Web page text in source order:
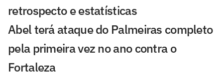
retrospecto e estatísticas
Abel terá ataque do Palmeiras completo
pela primeira vez no ano contra o
Fortaleza